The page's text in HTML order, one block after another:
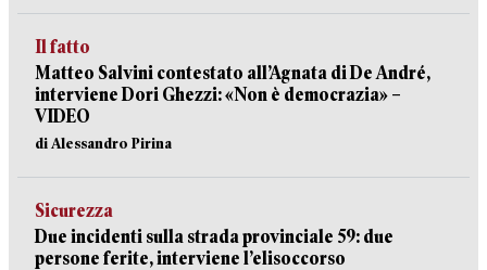
Il fatto
Matteo Salvini contestato all’Agnata di De André,
interviene Dori Ghezzi: «Non è democrazia» –
VIDEO
di Alessandro Pirina
Sicurezza
Due incidenti sulla strada provinciale 59: due
persone ferite, interviene l’elisoccorso